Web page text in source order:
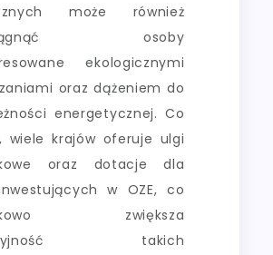
może również
osoby
ekologicznymi
oraz dążeniem do
energetycznej. Co
wiele krajów oferuje ulgi
oraz dotacje dla
w OZE, co
zwiększa
takich